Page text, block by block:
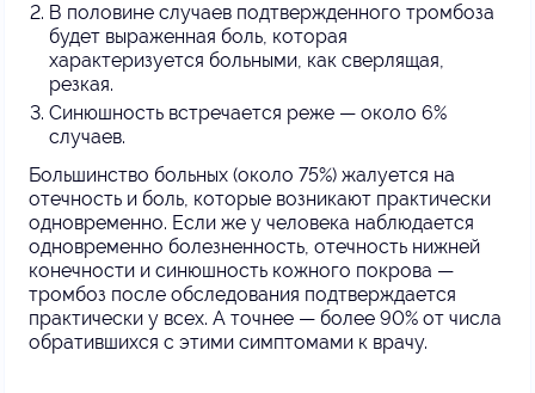
В половине случаев подтвержденного тромбоза
будет выраженная боль, которая
характеризуется больными, как сверлящая,
резкая.
Синюшность встречается реже — около 6%
случаев.
Большинство больных (около 75%) жалуется на
отечность и боль, которые возникают практически
одновременно. Если же у человека наблюдается
одновременно болезненность, отечность нижней
конечности и синюшность кожного покрова —
тромбоз после обследования подтверждается
практически у всех. А точнее — более 90% от числа
обратившихся с этими симптомами к врачу.